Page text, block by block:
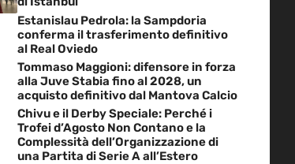
Estanislau Pedrola: la Sampdoria
conferma il trasferimento definitivo
al Real Oviedo
Tommaso Maggioni: difensore in forza
alla Juve Stabia fino al 2028, un
acquisto definitivo dal Mantova Calcio
Chivu e il Derby Speciale: Perché i
Trofei d’Agosto Non Contano e la
Complessità dell’Organizzazione di
una Partita di Serie A all’Estero